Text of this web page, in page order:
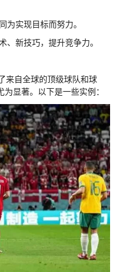
为实现目标而努力。
、新技巧，提升竞争力。
来自全球的顶级球队和球
显著。以下是一些实例：